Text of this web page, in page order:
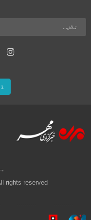
rights reserved